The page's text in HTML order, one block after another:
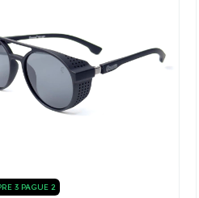
3 PAGUE 2